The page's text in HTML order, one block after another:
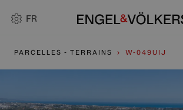
FR
PARCELLES - TERRAINS W-049UIJ